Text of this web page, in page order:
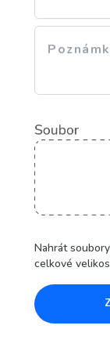
Nahrát
celkové